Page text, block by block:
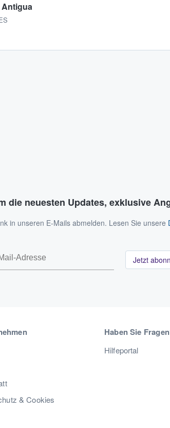
Antigua
die neuesten Updates, exklusive
in unseren E-Mails abmelden. Lesen Sie unsere
Jetzt
& Cookies
Haben Sie
Hilfeportal